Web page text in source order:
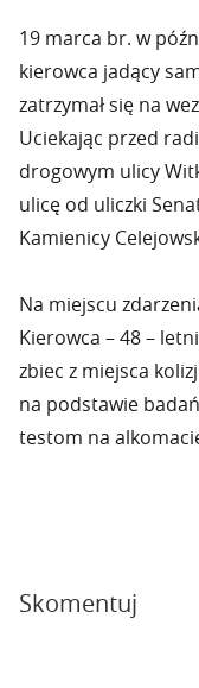
19 marca br. w
kierowca jadący
zatrzymał się na
Uciekając przed
drogowym ulicy
ulicę od uliczki
Kamienicy
Na miejscu
Kierowca – 48 –
zbiec z miejsca
na podstawie
testom na
Skomentuj